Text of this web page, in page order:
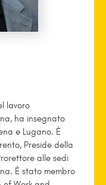
lavoro
ha insegnato
e Lugano. È
Preside della
alle sedi
È stato membro